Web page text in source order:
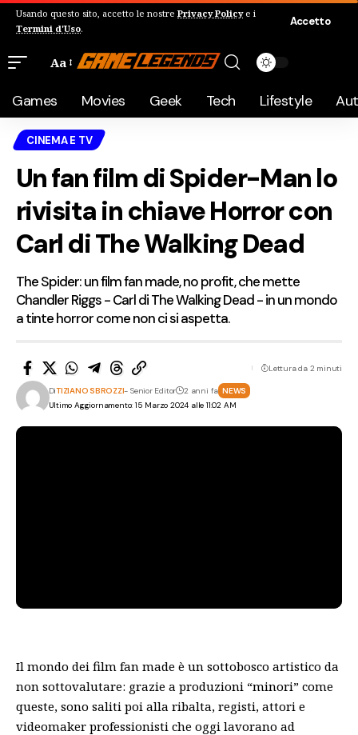
Usando questo sito, accetto le nostre Privacy Policye i
Termini d'Uso.
Accetto
Aa
Games Movies Geek Tech Lifestyle
CINEMA E TV
Un fan film di Spider-Man lo
rivisita in chiave Horror con
Carl di The Walking Dead
The Spider: un film fan made, no profit, che mette
Chandler Riggs - Carl di The Walking Dead - in un mondo
a tinte horror come non ci si aspetta.
Ultimo Aggiornamento: 15 Marzo 2024 alle 11:02 AM
DiTIZIANO SBROZZI- Senior Editor 2 anni fa NEWS
Lettura da 2 minuti
Il mondo dei film fan made è un sottobosco artistico da
non sottovalutare: grazie a produzioni “minori” come
queste, sono saliti poi alla ribalta, registi, attori e
videomaker professionisti che oggi lavorano ad